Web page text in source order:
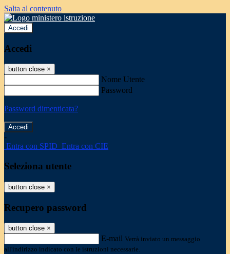
Salta al contenuto
Accedi
Accedi
button close ×
Nome Utente
Password
Password dimenticata?
-
Entra con SPID Entra con CIE
Seleziona utente
button close ×
Recupero password
button close ×
E-mail Verrà inviato un messaggio
all'indirizzo indicato con le istruzioni necessarie.